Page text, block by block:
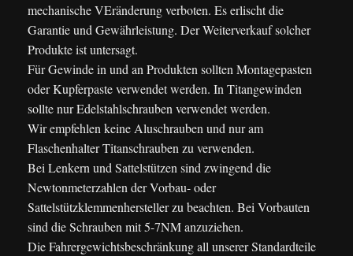
mechanische VEränderung verboten. Es erlischt die
Garantie und Gewährleistung. Der Weiterverkauf solcher
Produkte ist untersagt.
Für Gewinde in und an Produkten sollten Montagepasten
oder Kupferpaste verwendet werden. In Titangewinden
sollte nur Edelstahlschrauben verwendet werden.
Wir empfehlen keine Aluschrauben und nur am
Flaschenhalter Titanschrauben zu verwenden.
Bei Lenkern und Sattelstützen sind zwingend die
Newtonmeterzahlen der Vorbau- oder
Sattelstützklemmenhersteller zu beachten. Bei Vorbauten
sind die Schrauben mit 5-7NM anzuziehen.
Die Fahrergewichtsbeschränkung all unserer Standardteile